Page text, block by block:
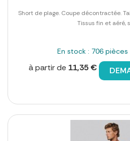
Short de plage. Coupe décontractée.
Tissus fin et aéré,
En stock : 706
à partir de 11,35 €